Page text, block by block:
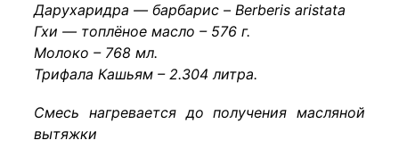
Дарухаридра — барбарис – Berberis aristata
Гхи — топлёное масло – 576 г.
Молоко – 768 мл.
Трифала Кашьям – 2.304 литра.
Смесь нагревается до получения масляной
вытяжки